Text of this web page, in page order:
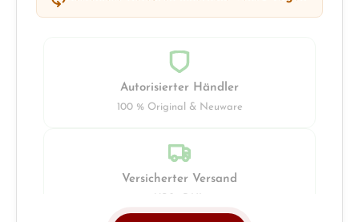
Autorisierter Händler
100 % Original & Neuware
Versicherter Versand